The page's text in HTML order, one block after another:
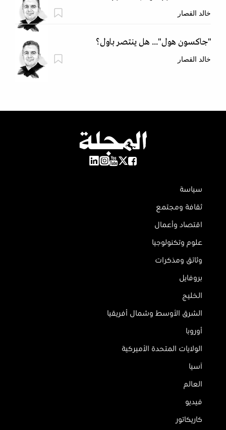
خالد القصار
"جاكسون هول"... هل ينتصر باول؟
خالد القصار
سياسة
ثقافة ومجتمع
اقتصاد وأعمال
علوم وتكنولوجيا
وثائق ومذكرات
بروفايل
الخليج
الشرق الأوسط وشمال أفريقيا
أوروبا
الولايات المتحدة الأميركية
آسيا
العالم
فيديو
كاريكاتور